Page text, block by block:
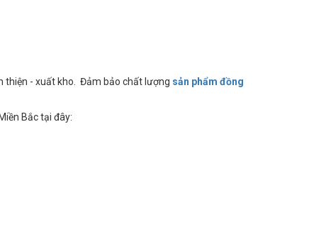
thiện - xuất kho. Đảm bảo chất lượng sản phẩm đồng
Bắc tại đây: